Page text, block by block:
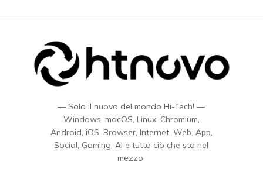
— Solo il nuovo del mondo Hi-Tech! —
Windows, macOS, Linux, Chromium,
Android, iOS, Browser, Internet, Web, App,
Social, Gaming, AI e tutto ciò che sta nel
mezzo.